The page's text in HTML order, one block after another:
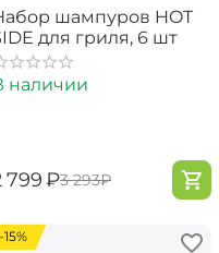
шампуров HOT
для гриля, 6 шт
наличии
799‍₽‍3 293‍₽
-15%